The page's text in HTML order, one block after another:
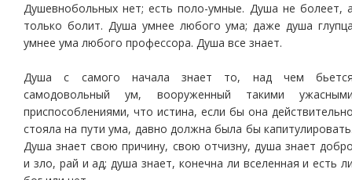
Душевнобольных нет; есть поло-умные. Душа не болеет,
только болит. Душа умнее любого ума; даже душа
умнее ума любого профессора. Душа все знает.
Душа с самого начала знает то, над чем
самодовольный ум, вооруженный такими
приспособлениями, что истина, если бы она
стояла на пути ума, давно должна была бы
Душа знает свою причину, свою отчизну, душа знает
и зло, рай и ад; душа знает, конечна ли вселенная и есть